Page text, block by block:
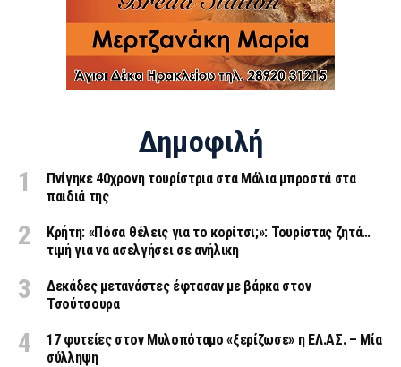
Δημοφιλή
Πνίγηκε 40χρονη τουρίστρια στα Μάλια μπροστά στα
παιδιά της
Κρήτη: «Πόσα θέλεις για το κορίτσι;»: Τουρίστας ζητά…
τιμή για να ασελγήσει σε ανήλικη
Δεκάδες μετανάστες έφτασαν με βάρκα στον
Τσούτσουρα
17 φυτείες στον Μυλοπόταμο «ξερίζωσε» η ΕΛ.ΑΣ. – Μία
σύλληψη